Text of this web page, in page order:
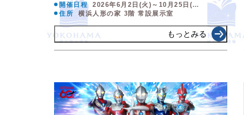
開催日程
2026年6月2日(火)～10月25日(…
住所
横浜人形の家 3階 常設展示室
もっとみる